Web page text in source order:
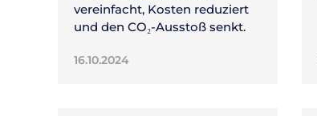
vereinfacht, Kosten reduziert
und den CO₂-Ausstoß senkt.
16.10.2024